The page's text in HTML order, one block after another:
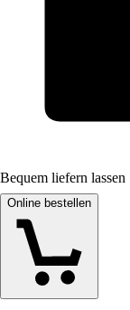
Bequem liefern lassen
Online bestellen